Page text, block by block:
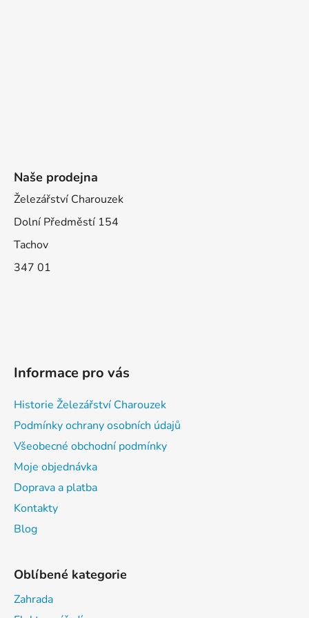
Naše prodejna
Železářství Charouzek
Dolní Předměstí 154
Tachov
347 01
Informace pro vás
Historie Železářství Charouzek
Podmínky ochrany osobních údajů
Všeobecné obchodní podmínky
Moje objednávka
Doprava a platba
Kontakty
Blog
Oblíbené kategorie
Zahrada